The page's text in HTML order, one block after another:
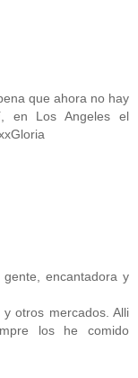
que ahora no hay
en Los Angeles el
encantadora y
otros mercados. Alli
los he comido